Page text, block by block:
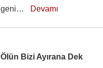
geni… Devamı
Ölün Bizi Ayırana Dek